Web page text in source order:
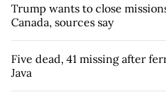
Trump wants to close
Canada, sources say
Five dead, 41 missing after
Java